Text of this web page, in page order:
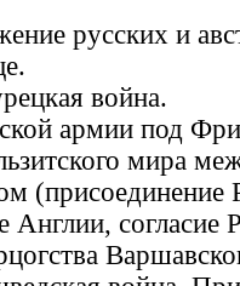
русских и
война.
армии под
мира
(присоединение
Англии, согласие